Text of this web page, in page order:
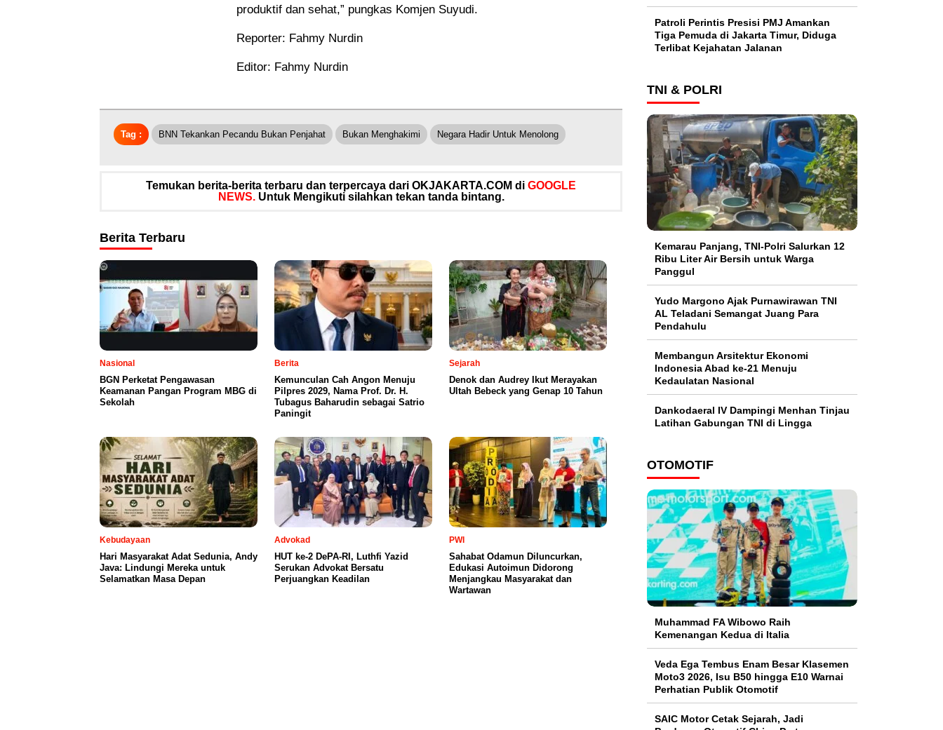
produktif dan sehat,” pungkas Komjen Suyudi.
Reporter: Fahmy Nurdin
Editor: Fahmy Nurdin
Tag : BNN Tekankan Pecandu Bukan Penjahat Bukan Menghakimi Negara Hadir Untuk Menolong
Temukan berita-berita terbaru dan terpercaya dari OKJAKARTA.COM di GOOGLE
NEWS. Untuk Mengikuti silahkan tekan tanda bintang.
Berita Terbaru
Nasional
BGN Perketat Pengawasan
Keamanan Pangan Program MBG di
Sekolah
Berita
Kemunculan Cah Angon Menuju
Pilpres 2029, Nama Prof. Dr. H.
Tubagus Baharudin sebagai Satrio
Paningit
Sejarah
Denok dan Audrey Ikut Merayakan
Ultah Bebeck yang Genap 10 Tahun
Kebudayaan
Hari Masyarakat Adat Sedunia, Andy
Java: Lindungi Mereka untuk
Selamatkan Masa Depan
Advokad
HUT ke-2 DePA-RI, Luthfi Yazid
Serukan Advokat Bersatu
Perjuangkan Keadilan
PWI
Sahabat Odamun Diluncurkan,
Edukasi Autoimun Didorong
Menjangkau Masyarakat dan
Wartawan
Patroli Perintis Presisi PMJ Amankan
Tiga Pemuda di Jakarta Timur, Diduga
Terlibat Kejahatan Jalanan
TNI & POLRI
Kemarau Panjang, TNI-Polri Salurkan 12
Ribu Liter Air Bersih untuk Warga
Panggul
Yudo Margono Ajak Purnawirawan TNI
AL Teladani Semangat Juang Para
Pendahulu
Membangun Arsitektur Ekonomi
Indonesia Abad ke-21 Menuju
Kedaulatan Nasional
Dankodaeral IV Dampingi Menhan Tinjau
Latihan Gabungan TNI di Lingga
OTOMOTIF
Muhammad FA Wibowo Raih
Kemenangan Kedua di Italia
Veda Ega Tembus Enam Besar Klasemen
Moto3 2026, Isu B50 hingga E10 Warnai
Perhatian Publik Otomotif
SAIC Motor Cetak Sejarah, Jadi